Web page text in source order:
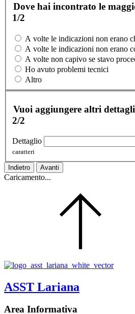
Dove hai incontrato le
1/2
A volte le indicazioni non erano
A volte le indicazioni non erano
A volte non capivo se stavo
Ho avuto problemi tecnici
Altro
Vuoi aggiungere altri
2/2
Dettaglio
caratteri
Indietro Avanti
Caricamento...
ASST Lariana
Area Informativa